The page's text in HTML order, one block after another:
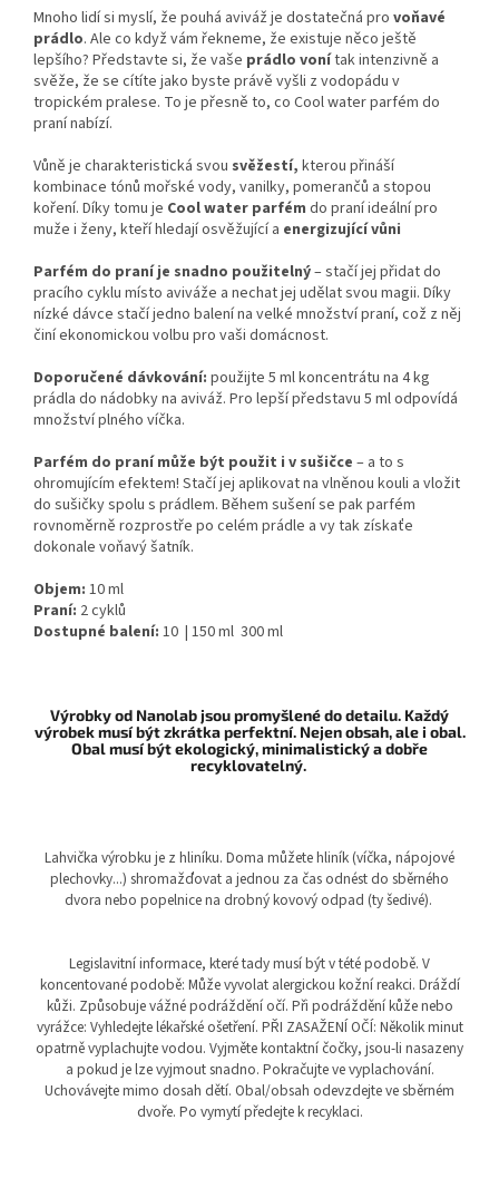
Mnoho lidí si myslí, že pouhá aviváž je dostatečná pro voňavé
prádlo. Ale co když vám řekneme, že existuje něco ještě
lepšího? Představte si, že vaše prádlo vonítak intenzivně a
svěže, že se cítíte jako byste právě vyšli z vodopádu v
tropickém pralese. To je přesně to, co Cool water parfém do
praní nabízí.
Vůně je charakteristická svou svěžestí, kterou přináší
kombinace tónů mořské vody, vanilky, pomerančů a stopou
koření. Díky tomu je Cool water parfém do praní ideální pro
muže i ženy, kteří hledají osvěžující a energizující vůni
Parfém do praní je snadno použitelný– stačí jej přidat do
pracího cyklu místo aviváže a nechat jej udělat svou magii. Díky
nízké dávce stačí jedno balení na velké množství praní, což z něj
činí ekonomickou volbu pro vaši domácnost.
Doporučené dávkování: použijte 5 ml koncentrátu na 4 kg
prádla do nádobky na aviváž. Pro lepší představu 5 ml odpovídá
množství plného víčka.
Parfém do praní může být použit i v sušičce – a to s
ohromujícím efektem! Stačí jej aplikovat na vlněnou kouli a vložit
do sušičky spolu s prádlem. Během sušení se pak parfém
rovnoměrně rozprostře po celém prádle a vy tak získaťe
dokonale voňavý šatník.
Objem: 10 ml
Praní: 2 cyklů
Dostupné balení: 10 | 150 ml 300 ml
Výrobky od Nanolab jsou promyšlené do detailu. Každý
výrobek musí být zkrátka perfektní. Nejen obsah, ale i obal.
Obal musí být ekologický, minimalistický a dobře
recyklovatelný.
Lahvička výrobku je z hliníku. Doma můžete hliník (víčka, nápojové
plechovky...) shromažďovat a jednou za čas odnést do sběrného
dvora nebo popelnice na drobný kovový odpad (ty šedivé).
Legislavitní informace, které tady musí být v tété podobě. V
koncentované podobě: Může vyvolat alergickou kožní reakci. Dráždí
kůži. Způsobuje vážné podráždění očí. Při podráždění kůže nebo
vyrážce: Vyhledejte lékařské ošetření. PŘI ZASAŽENÍ OČÍ: Několik minut
opatrně vyplachujte vodou. Vyjměte kontaktní čočky, jsou-li nasazeny
a pokud je lze vyjmout snadno. Pokračujte ve vyplachování.
Uchovávejte mimo dosah dětí. Obal/obsah odevzdejte ve sběrném
dvoře. Po vymytí předejte k recyklaci.